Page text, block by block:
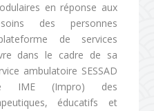
en réponse aux
des personnes
de services
dans le cadre de sa
ambulatoire SESSAD
IME (Impro) des
éducatifs et